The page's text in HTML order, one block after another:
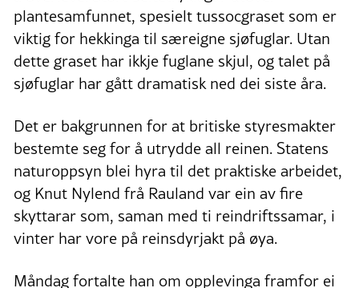
plantesamfunnet, spesielt tussocgraset som er
viktig for hekkinga til særeigne sjøfuglar. Utan
dette graset har ikkje fuglane skjul, og talet på
sjøfuglar har gått dramatisk ned dei siste åra.
Det er bakgrunnen for at britiske styresmakter
bestemte seg for å utrydde all reinen. Statens
naturoppsyn blei hyra til det praktiske arbeidet,
og Knut Nylend frå Rauland var ein av fire
skyttarar som, saman med ti reindriftssamar, i
vinter har vore på reinsdyrjakt på øya.
Måndag fortalte han om opplevinga framfor ei